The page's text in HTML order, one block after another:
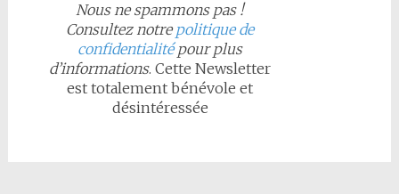
Nous ne spammons pas !
Consultez notrepolitique de
confidentialitépour plus
d’informations. Cette Newsletter
est totalement bénévole et
désintéressée